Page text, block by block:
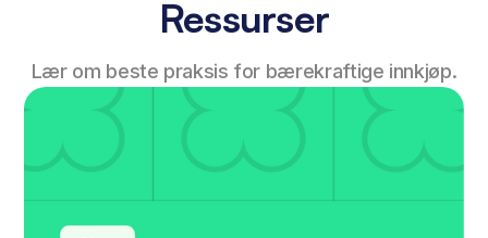
Ressurser
Lær om beste praksis for bærekraftige innkjøp.